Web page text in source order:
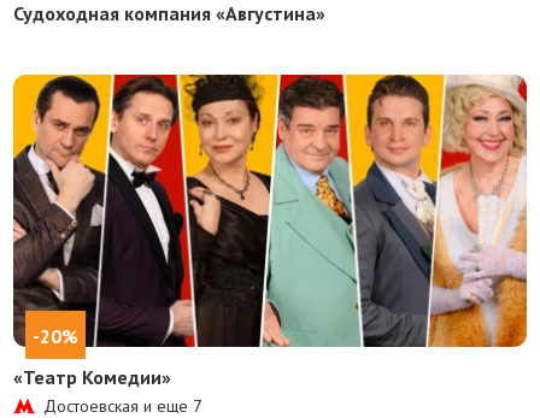
Судоходная компания «Августина»
-20%
«Театр Комедии»
Достоевская и еще 7